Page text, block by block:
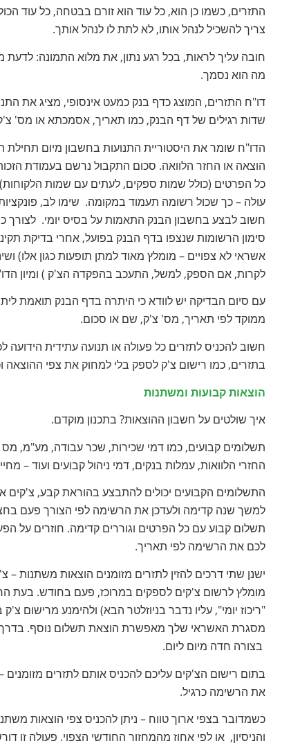
התזרים, כשמו כן הוא, כל עוד הוא זורם בבטחה, כל עוד
צריך להשכיל לנהל אותו, לא לתת לו לנהל אותך.
חובה עליך לראות, בכל רגע נתון, את מלוא התמונה:
מה הוא נסמך.
דו"ח התזרים, המוצג כדף בנק כמעט אינסופי, מציג את
שדות רגילים של דף הבנק, כמו תאריך, אסמכתא או מס'
הדו"ח שומר את היסטוריית התנועות בחשבון מיום
הוצאה או החזר הלוואה. סכום התקבול נרשם בעמודת
כל הפרטים (כולל שמות ספקים, לעתים עם שמות
עולה – כך שכול רשומה תעמוד במקומה. שימו לב,
חשוב לבצע בחשבון הבנק התאמות על בסיס יומי.
סימון הרשומות שנצפו בדף הבנק בפועל, אחרי בדיקת
אשראי לא צפויים – מומלץ מאוד למתן תופעות כגון אלו)
לקרות, אם הספק, למשל, התעכב בהפקדה הצ'ק ) ומיון
עם סיום הבדיקה יש לוודא כי היתרה בדף הבנק תואמת
ממוקד לפי תאריך, מס' צ'ק, שם או סכום.
חשוב להכניס לתזרים כל פעולה או תנועה עתידית הידועה
בתזרים, כמו רישום צ'ק לספק בלי למחוק את צפי ההוצאה
הוצאות קבועות ומשתנות
איך שולטים על חשבון ההוצאות? בתכנון מוקדם.
תשלומים קבועים, כמו דמי שכירות, שכר עבודה, מע"מ, מס
החזרי הלוואות, עמלות בנקים, דמי ניהול קבועים ועוד –
התשלומים הקבועים יכולים להתבצע בהוראת קבע, צ'קים
למשך שנה קדימה ולעדכן את הרשימה לפי הצורך פעם
תשלום קבוע עם כל הפרטים וגוררים קדימה. חוזרים על
לכם את הרשימה לפי תאריך.
ישנן שתי דרכים להזין לתזרים מזומנים הוצאות משתנות –
מומלץ לרשום צ'קים לספקים במרוכז, פעם בחודש. בעת
"ריכוז יומי", עליו נדבר בניוזלטר הבא) ולהימנע מרישום
מסגרת האשראי שלך מאפשרת הוצאת תשלום נוסף. בדרך
בצורה חדה מיום ליום.
בתום רישום הצ'קים עליכם להכניס אותם לתזרים
את הרשימה כרגיל.
כשמדובר בצפי ארוך טווח – ניתן להכניס צפי הוצאות
והניסיון, או לפי אחוז מהמחזור החודשי הצפוי. פעולה